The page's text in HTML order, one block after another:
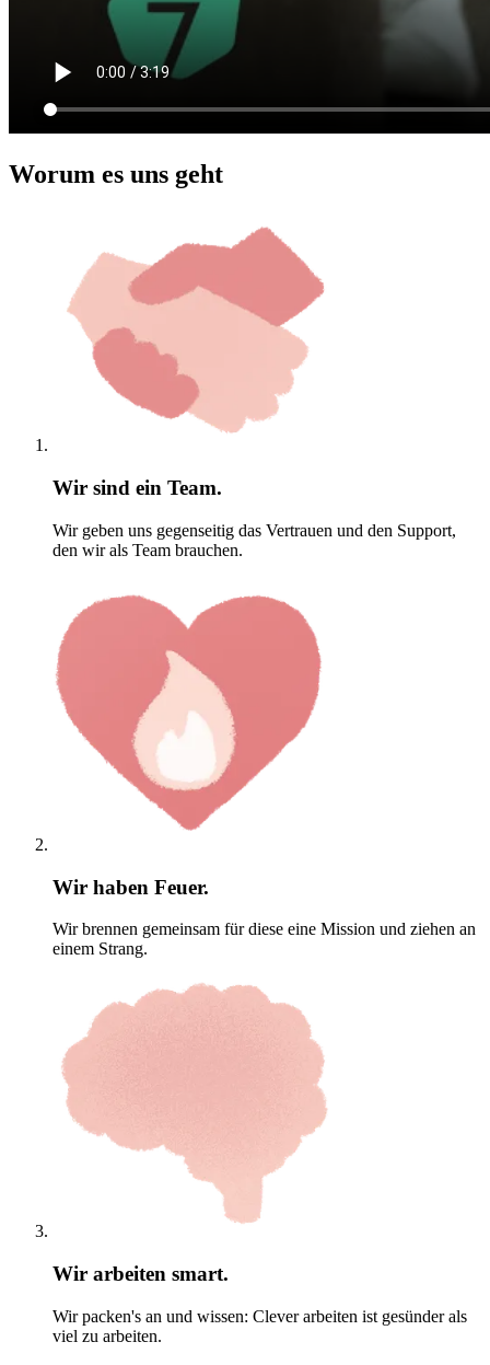
Worum es uns geht
Wir sind ein Team.
Wir geben uns gegenseitig das Vertrauen und den Support,
den wir als Team brauchen.
Wir haben Feuer.
Wir brennen gemeinsam für diese eine Mission und ziehen an
einem Strang.
Wir arbeiten smart.
Wir packen's an und wissen: Clever arbeiten ist gesünder als
viel zu arbeiten.